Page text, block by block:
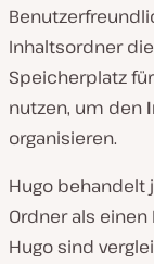
Inhaltsordner
Speicherplatz
nutzen, um den
organisieren.
Hugo behandelt
Ordner als
Hugo sind